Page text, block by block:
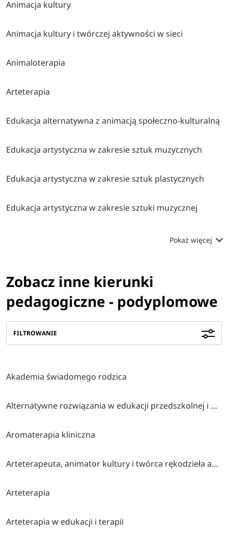
Animacja kultury
Animacja kultury i twórczej aktywności w sieci
Animaloterapia
Arteterapia
Edukacja alternatywna z animacją społeczno-kulturalną
Edukacja artystyczna w zakresie sztuk muzycznych
Edukacja artystyczna w zakresie sztuk plastycznych
Edukacja artystyczna w zakresie sztuki muzycznej
Pokaż więcej
Zobacz inne kierunki
pedagogiczne - podyplomowe
FILTROWANIE
Akademia świadomego rodzica
Alternatywne rozwiązania w edukacji przedszkolnej i wczesnoszkolnej
Aromaterapia kliniczna
Arteterapeuta, animator kultury i twórca rękodzieła artystycznego
Arteterapia
Arteterapia w edukacji i terapii